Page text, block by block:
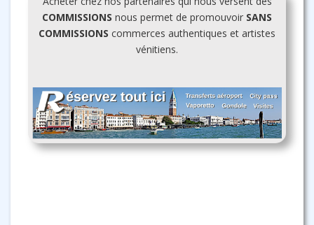
COMMISSIONS nous permet de promouvoir SANS
COMMISSIONS commerces authentiques et artistes
vénitiens.